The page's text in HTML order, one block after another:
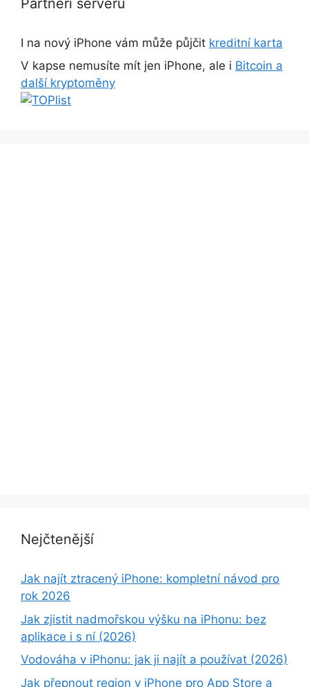
I na nový iPhone vám může půjčit kreditní karta
V kapse nemusíte mít jen iPhone, ale i Bitcoin a
další kryptoměny
Nejčtenější
Jak najít ztracený iPhone: kompletní návod pro
rok 2026
Jak zjistit nadmořskou výšku na iPhonu: bez
aplikace i s ní (2026)
Vodováha v iPhonu: jak ji najít a používat (2026)
Jak přepnout region v iPhone pro App Store a